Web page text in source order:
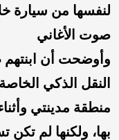
لنفسها من سيارة
صوت الأغاني
وأوضحت أن
منطقة مدينتي
بها، ولكنها لم